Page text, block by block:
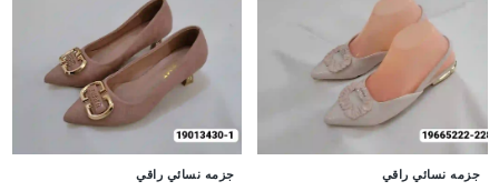
جزمه نسائي راقي جزمه نسائي راقي